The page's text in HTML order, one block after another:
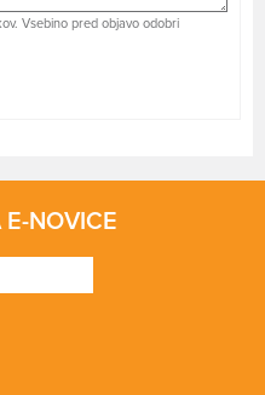
Vsebino pred objavo odobri
E-NOVICE